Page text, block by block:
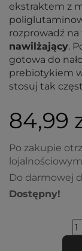
ekstraktem z
rozprowadź na
nawilżający.
gotowa do
prebiotykiem
stosuj tak
84,99
Po zakupie
lojalnościowym
Do darmowej
Dostępny!